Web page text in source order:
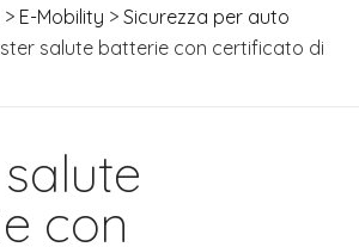
> E-Mobility >Sicurezza per auto
salute batterie con certificato di
con